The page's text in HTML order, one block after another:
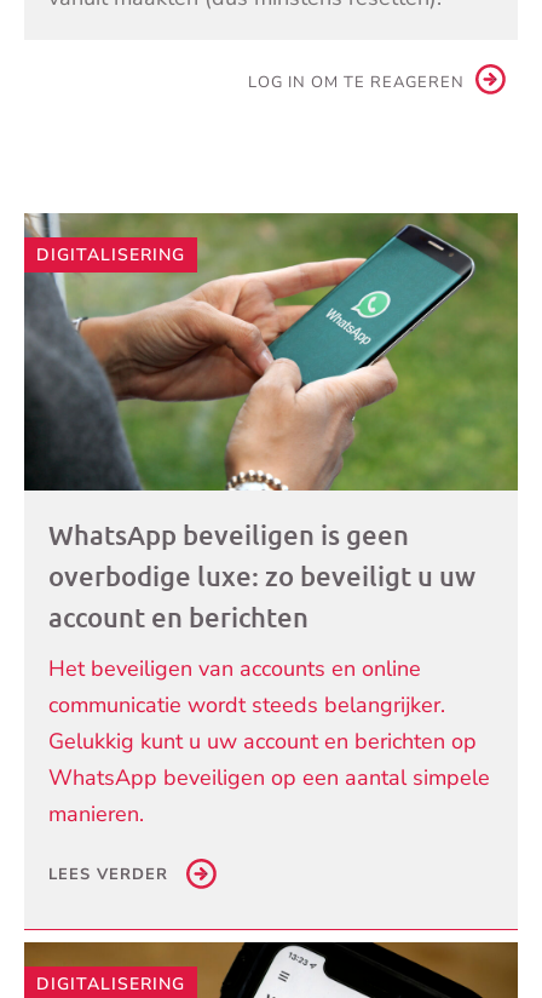
LOG IN OM TE REAGEREN
Andere
artikelen
DIGITALISERING
WhatsApp beveiligen is geen
overbodige luxe: zo beveiligt u uw
account en berichten
Het beveiligen van accounts en online
communicatie wordt steeds belangrijker.
Gelukkig kunt u uw account en berichten op
WhatsApp beveiligen op een aantal simpele
manieren.
LEES VERDER
DIGITALISERING